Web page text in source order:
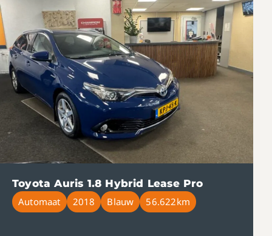
Toyota Auris 1.8 Hybrid Lease Pro
Automaat
2018 Blauw 56.622km